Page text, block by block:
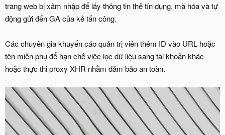
trang web bị xâm nhập để lấy thông tin thẻ tín dụng, mã hóa và tự
động gửi đến GA của kẻ tấn công.
Các chuyên gia khuyến cáo quản trị viên thêm ID vào URL hoặc
tên miền phụ để hạn chế việc lọc dữ liệu sang tài khoản khác
hoặc thực thi proxy XHR nhằm đảm bảo an toàn.